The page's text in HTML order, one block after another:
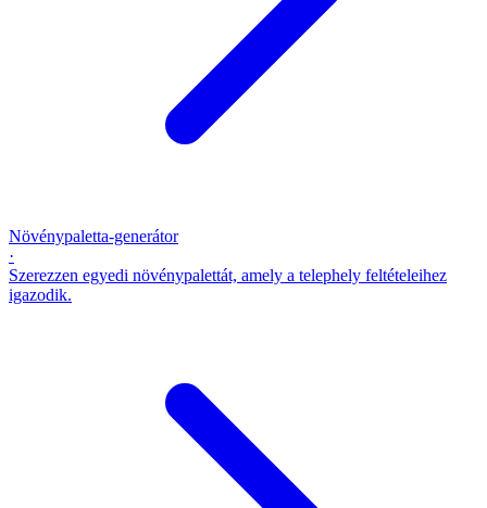
Növénypaletta-generátor
·
Szerezzen egyedi növénypalettát, amely a telephely feltételeihez
igazodik.